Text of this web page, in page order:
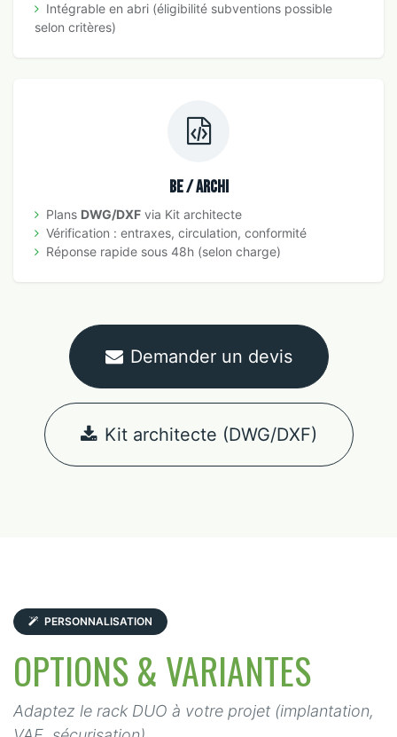
Intégrable en abri (éligibilité subventions possible
selon critères)
BE / Archi
Plans DWG/DXF via Kit architecte
Vérification : entraxes, circulation, conformité
Réponse rapide sous 48h (selon charge)
Demander un devis
Kit architecte (DWG/DXF)
PERSONNALISATION
OPTIONS & VARIANTES
Adaptez le rack DUO à votre projet (implantation,